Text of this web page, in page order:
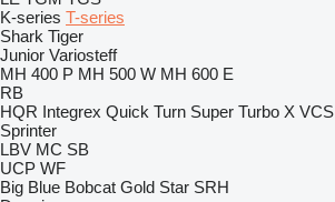
K-series T-series
Shark Tiger
Junior Variosteff
MH 400 P MH 500 W MH 600 E
RB
HQR Integrex Quick Turn Super Turbo X VCS
Sprinter
LBV MC SB
UCP WF
Big Blue Bobcat Gold Star SRH